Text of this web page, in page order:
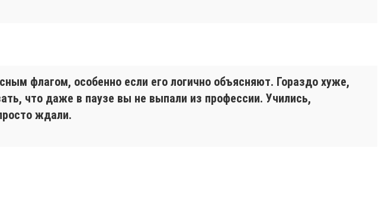
флагом, особенно если его логично объясняют. Гораздо хуже,
что даже в паузе вы не выпали из профессии. Учились,
ждали.